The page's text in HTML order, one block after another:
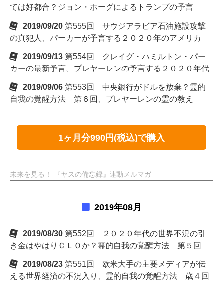
ては好都合？ジョン・ホーグによるトランプの予言
2019/09/20 第555回 サウジアラビア石油施設攻撃
の真犯人、パーカーが予言する２０２０年のアメリカ
2019/09/13 第554回 クレイグ・ハミルトン・パー
カーの最新予言、プレヤーレンの予言する２０２０年代
2019/09/06 第553回 中央銀行がドルを放棄？霊的
自我の覚醒方法 第６回、プレヤーレンの霊の教え
1ヶ月分990円(税込)で購入
未来を見る！ 『ヤスの備忘録』連動メルマガ
2019年08月
2019/08/30 第552回 ２０２０年代の世界不況の引
き金はやはりＣＬＯか？霊的自我の覚醒方法 第５回
2019/08/23 第551回 欧米大手の主要メディアが伝
える世界経済の不況入り、霊的自我の覚醒方法 歳４回